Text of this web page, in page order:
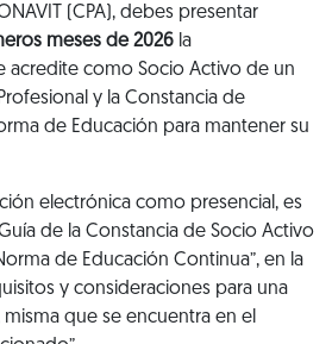
(CPA), debes presentar
meses de 2026 la
acredite como Socio Activo de un
y la Constancia de
de Educación para mantener su
electrónica como presencial, es
de la Constancia de Socio Activo
de Educación Continua”, en la
y consideraciones para una
que se encuentra en el